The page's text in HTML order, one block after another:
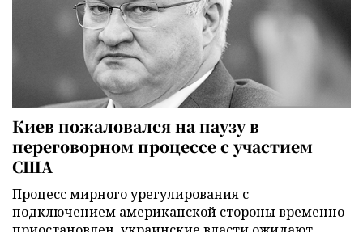
Киев пожаловался на паузу в
переговорном процессе с участием
США
Процесс мирного урегулирования с
подключением американской стороны временно